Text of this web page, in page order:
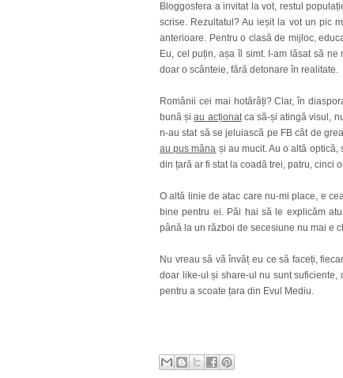
Bloggosfera a invitat la vot, restul
scrise. Rezultatul? Au ieșit la vot un pic
anterioare. Pentru o clasă de mijloc,
Eu, cel puțin, așa îl simt. I-am lăsat să
doar o scânteie, fără detonare în realitate.
Românii cei mai hotărâți? Clar, în
bună șiau acționatca să-și atingă visul,
n-au stat să se jeluiască pe FB cât de
au pus mâna și au mucit. Au o altă
din țară ar fi stat la coadă trei, patru, cinci
O altă linie de atac care nu-mi place, e
bine pentru ei. Păi hai să le explicăm
până la un război de secesiune nu mai e
Nu vreau să vă învăț eu ce să faceți,
doar like-ul și share-ul nu sunt
pentru a scoate țara din Evul Mediu.